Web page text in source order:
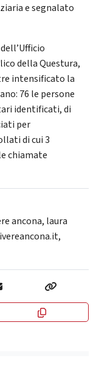
e segnalato
della Questura,
intensificato la
76 le persone
identificati, di
per
di cui 3
chiamate
ancona, laura
,